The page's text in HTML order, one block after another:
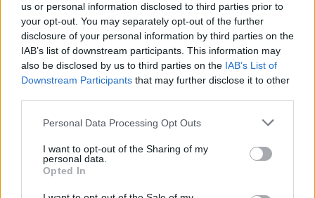
us or personal information disclosed to third parties prior to
your opt-out. You may separately opt-out of the further
disclosure of your personal information by third parties on the
IAB’s list of downstream participants. This information may
also be disclosed by us to third parties on the IAB’s List of
Downstream Participants that may further disclose it to other
Personal Data Processing Opt Outs
I want to opt-out of the Sharing of my
personal data.
Opted In
عبـر حساب#النصرالرسمي في سناب شات
https://t.co/Hrdf7HugGG pic.twitter.com/lsgfBiP2Uv
— نادي النصر السعودي (@AlNassrFC) September 18, 2023
Susiję straipsniai